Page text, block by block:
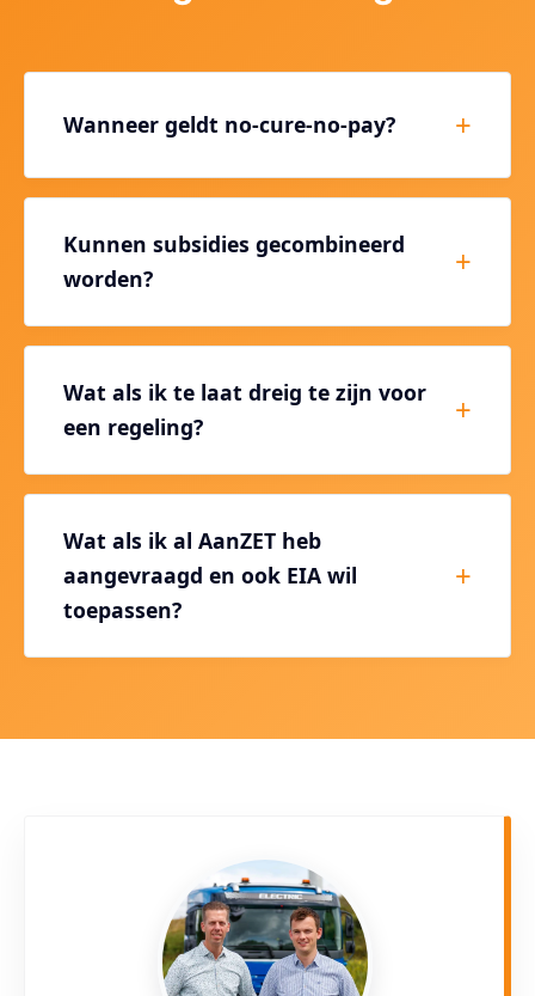
Wanneer geldt no-cure-no-pay?
Kunnen subsidies gecombineerd
worden?
Wat als ik te laat dreig te zijn voor
een regeling?
Wat als ik al AanZET heb
aangevraagd en ook EIA wil
toepassen?